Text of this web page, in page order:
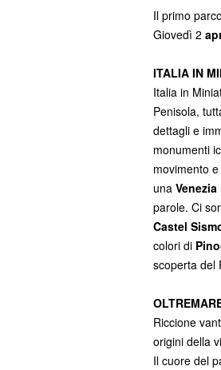
Il primo
Giovedì 2
ITALIA IN
Italia in
Penisola,
dettagli e
monumenti
movimento
una
parole. Ci
Castel
colori di
scoperta del
Riccione
origini della
Il cuore del